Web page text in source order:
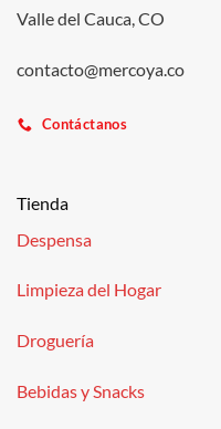
Valle del Cauca, CO
contacto@mercoya.co
Contáctanos
Tienda
Despensa
Limpieza del Hogar
Droguería
Bebidas y Snacks